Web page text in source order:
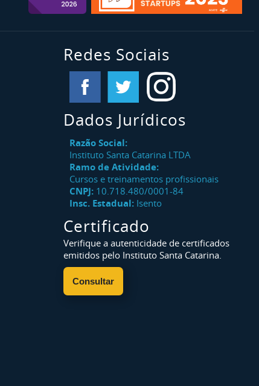
Redes Sociais
Dados Jurídicos
Razão Social:
Instituto Santa Catarina LTDA
Ramo de Atividade:
Cursos e treinamentos profissionais
CNPJ: 10.718.480/0001-84
Insc. Estadual: Isento
Certificado
Verifique a autenticidade de certificados
emitidos pelo Instituto Santa Catarina.
Consultar